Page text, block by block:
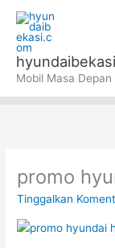
konten
Mobil Masa Depan
promo
Tinggalkan